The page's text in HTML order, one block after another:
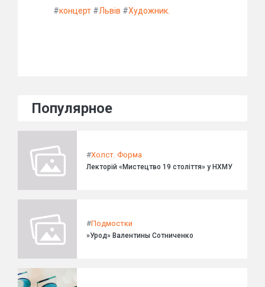
#концерт #Львів #Художник.
Популярное
#Холст. Форма
Лекторій «Мистецтво 19 століття» у НХМУ
#Подмостки
»Урод» Валентины Сотниченко